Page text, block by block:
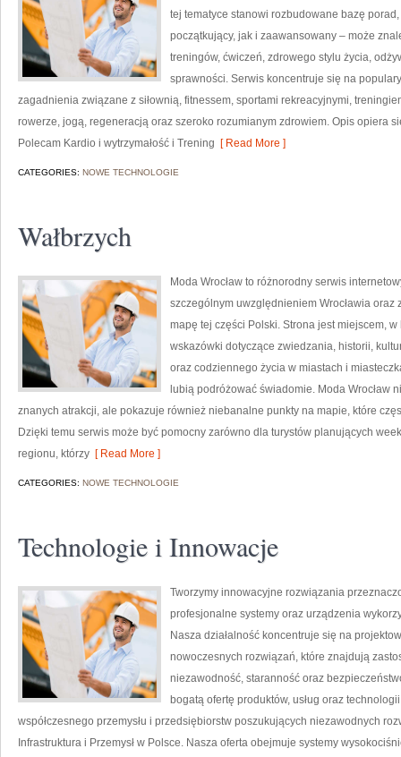
tej tematyce stanowi rozbudowane bazę
początkujący, jak i zaawansowany – może
treningów, ćwiczeń, zdrowego stylu życia,
sprawności. Serwis koncentruje się na
zagadnienia związane z siłownią, fitnessem, sportami rekreacyjnymi,
rowerze, jogą, regeneracją oraz szeroko rozumianym zdrowiem. Opis opiera
Polecam Kardio i wytrzymałość i Trening [ Read More ]
CATEGORIES: NOWE TECHNOLOGIE
Wałbrzych
Moda Wrocław to różnorodny serwis
szczególnym uwzględnieniem Wrocławia
mapę tej części Polski. Strona jest miejscem,
wskazówki dotyczące zwiedzania, historii,
oraz codziennego życia w miastach i
lubią podróżować świadomie. Moda Wrocław
znanych atrakcji, ale pokazuje również niebanalne punkty na mapie, które
Dzięki temu serwis może być pomocny zarówno dla turystów planujących
regionu, którzy [ Read More ]
CATEGORIES: NOWE TECHNOLOGIE
Technologie i Innowacje
Tworzymy innowacyjne rozwiązania
profesjonalne systemy oraz urządzenia
Nasza działalność koncentruje się na
nowoczesnych rozwiązań, które znajdują
niezawodność, staranność oraz
bogatą ofertę produktów, usług oraz
współczesnego przemysłu i przedsiębiorstw poszukujących niezawodnych
Infrastruktura i Przemysł w Polsce. Nasza oferta obejmuje systemy